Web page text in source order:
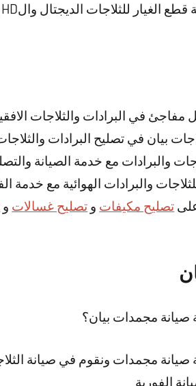
في البرادات والثلاجات
بيان في تصليح البرادات
والبرادات مع خدمة الصيانة
والبرادات الهوائية مع خدمة
تصليح مكيفات و تصليح غسالات و
مجمدات بيان؟
مجمدات ونقوم في صيانة
الفورية